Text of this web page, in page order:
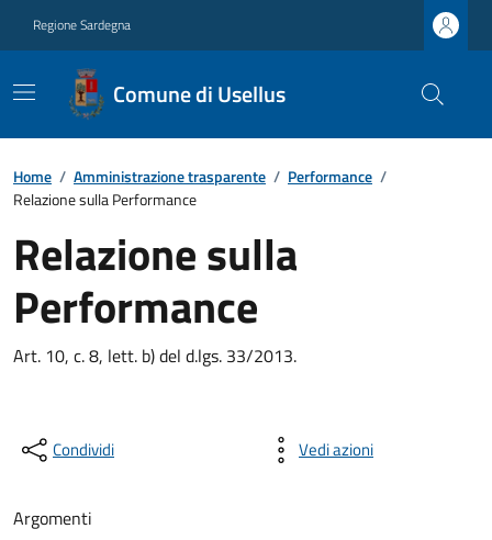
Regione Sardegna
Comune di Usellus
Home / Amministrazione trasparente / Performance /
Relazione sulla Performance
Relazione sulla
Performance
Art. 10, c. 8, lett. b) del d.lgs. 33/2013.
Condividi Vedi azioni
Argomenti